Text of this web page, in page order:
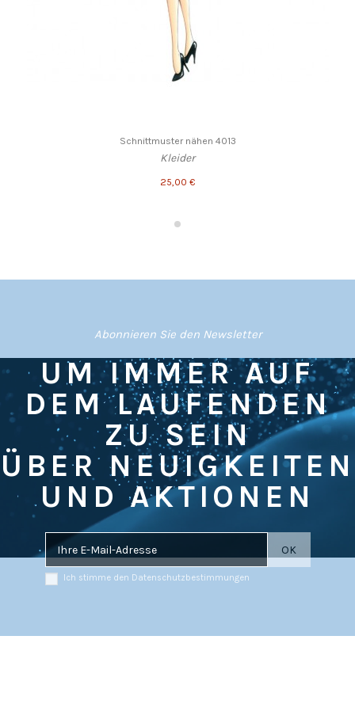
Schnittmuster nähen 4013
Kleider
25,00 €
Abonnieren Sie den Newsletter
UM IMMER AUF
DEM LAUFENDEN
ZU SEIN
ÜBER NEUIGKEITEN
UND AKTIONEN
Ich stimme den Datenschutzbestimmungen